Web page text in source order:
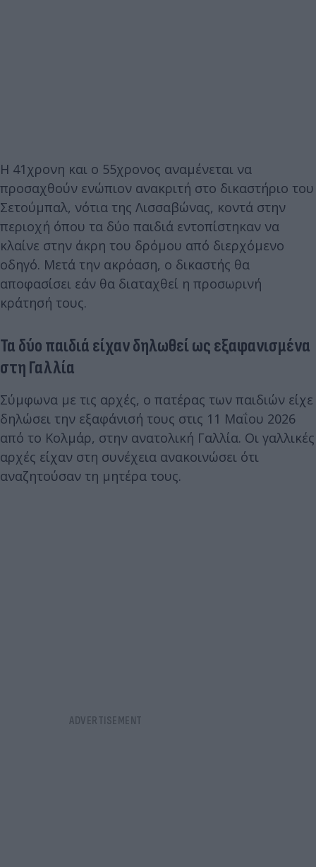
Η 41χρονη και ο 55χρονος αναμένεται να
προσαχθούν ενώπιον ανακριτή στο δικαστήριο του
Σετούμπαλ, νότια της Λισσαβώνας, κοντά στην
περιοχή όπου τα δύο παιδιά εντοπίστηκαν να
κλαίνε στην άκρη του δρόμου από διερχόμενο
οδηγό. Μετά την ακρόαση, ο δικαστής θα
αποφασίσει εάν θα διαταχθεί η προσωρινή
κράτησή τους.
Τα δύο παιδιά είχαν δηλωθεί ως εξαφανισμένα
στη Γαλλία
Σύμφωνα με τις αρχές, ο πατέρας των παιδιών είχε
δηλώσει την εξαφάνισή τους στις 11 Μαΐου 2026
από το Κολμάρ, στην ανατολική Γαλλία. Οι γαλλικές
αρχές είχαν στη συνέχεια ανακοινώσει ότι
αναζητούσαν τη μητέρα τους.